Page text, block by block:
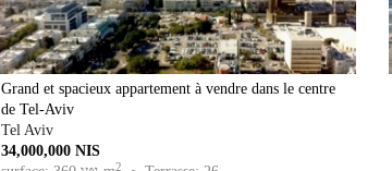
Grand et spacieux appartement à vendre dans le centre
de Tel-Aviv
Tel Aviv
34,000,000 NIS
2